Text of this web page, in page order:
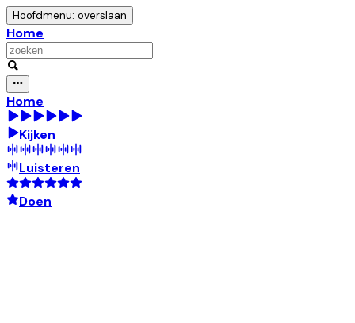
Hoofdmenu: overslaan
Home
Home
Kijken
Luisteren
Doen